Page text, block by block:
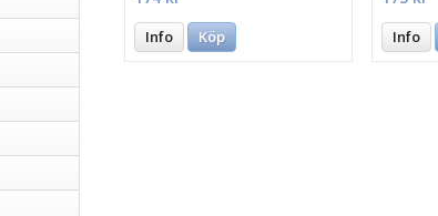
Info Köp Info